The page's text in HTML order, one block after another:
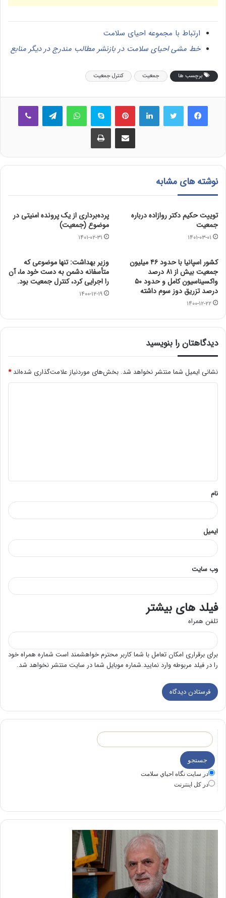
ارتباط با مجموعه احیای سلامت
خط مشی احیای سلامت در بازنشر مطالب مندرج در دیگر منابع
برچسب ها جمعیت کنترل جمعیت
فیس بوک لینکدین ‫پین‌ترست اسکایپ واتس آپ
اشتراک گذاری از طریق ایمیل چاپ
نوشته های مشابه
توییت حکیم دکتر روازاده درباره
جمعیت
۱۴۰۱-۰۳-۰۱
پرده‌برداری از یک پرونده امنیتی در
موضوع (جمعیت)
۱۴۰۱-۰۲-۳۱
کشور اسپانیا با حدود ۴۶ میلیون
جمعیت بیش از ۸۱ درصد
واکسیناسیون کامل و حدود ۵۰
درصد تزریق دوز سوم داشته
۱۴۰۰-۱۲-۲۲
وزیر بهداشت: تنها موضوعی که
متأسفانه دشمن به دست خود ما، آن
را اجرایی کرد، کنترل جمعیت بود.
۱۴۰۰-۱۲-۱۹
دیدگاهتان را بنویسید
نشانی ایمیل شما منتشر نخواهد شد. بخش‌های موردنیاز علامت‌گذاری شده‌اند*
*
نام
ایمیل
وب‌ سایت
فیلد های بیشتر
تلفن همراه
برای برقراری امکان تعامل با شما کاربر محترم خواهشمند است شماره همراه خود
را در فیلد مربوطه وارد نمایید.شماره موبایل شما در سایت منتشر نخواهد شد.
در سايت نگاه احياي سلامت
در كل اينترنت